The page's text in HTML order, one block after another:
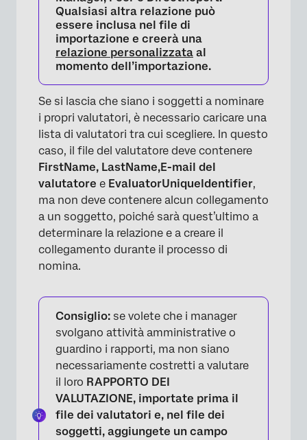
Qualsiasi altra relazione può
essere inclusa nel file di
importazione e creerà una
relazione personalizzata al
momento dell’importazione.
Se si lascia che siano i soggetti a nominare
i propri valutatori, è necessario caricare una
lista di valutatori tra cui scegliere. In questo
caso, il file del valutatore deve contenere
FirstName, LastName,E-mail del
valutatore e EvaluatorUniqueIdentifier,
ma non deve contenere alcun collegamento
a un soggetto, poiché sarà quest’ultimo a
determinare la relazione e a creare il
collegamento durante il processo di
nomina.
Consiglio: se volete che i manager
svolgano attività amministrative o
guardino i rapporti, ma non siano
necessariamente costretti a valutare
il loro RAPPORTO DEI
VALUTAZIONE, importate prima il
file dei valutatori e, nel file dei
soggetti, aggiungete un campo